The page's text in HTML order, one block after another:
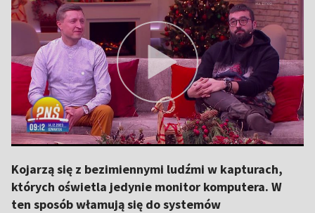
Kojarzą się z bezimiennymi ludźmi w kapturach,
których oświetla jedynie monitor komputera. W
ten sposób włamują się do systemów